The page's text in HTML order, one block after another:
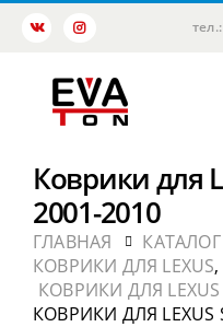
тел.:
Коврики для
2001-2010
ГЛАВНАЯ
КАТАЛОГ
КОВРИКИ ДЛЯ LEXUS,
КОВРИКИ ДЛЯ LEXUS
КОВРИКИ ДЛЯ LEXUS